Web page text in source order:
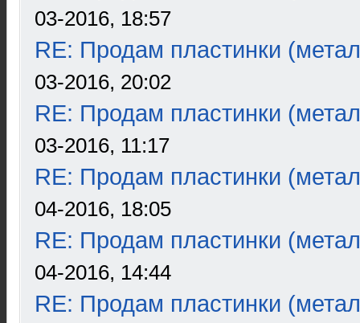
03-2016, 18:57
RE: Продам пластинки
03-2016, 20:02
RE: Продам пластинки
03-2016, 11:17
RE: Продам пластинки
04-2016, 18:05
RE: Продам пластинки
04-2016, 14:44
RE: Продам пластинки